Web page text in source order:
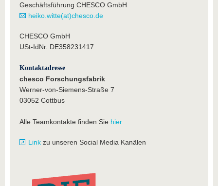
Geschäftsführung CHESCO GmbH
heiko.witte(at)chesco.de
CHESCO GmbH
USt-IdNr. DE358231417
Kontaktadresse
chesco Forschungsfabrik
Werner-von-Siemens-Straße 7
03052 Cottbus
Alle Teamkontakte finden Sie hier
Link zu unseren Social Media Kanälen